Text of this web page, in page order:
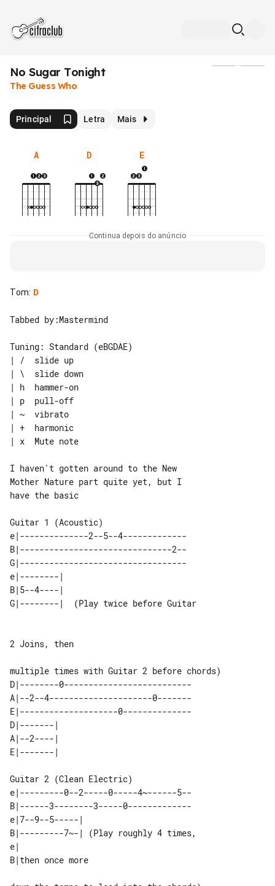
No Sugar Tonight
The Guess Who
Principal Letra Mais
A D E
Continua depois do anúncio
Tom: D
Tabbed by:Mastermind
Tuning: Standard (eBGDAE)
| /  slide up
| \  slide down
| h  hammer-on
| p  pull-off
| ~  vibrato
| +  harmonic
| x  Mute note
I haven't gotten around to the New
Mother Nature part quite yet, but I
have the basic
e|--------------2--5--4-------------
B|-------------------------------2--
G|----------------------------------
e|--------|
B|5--4----|
G|--------|  (Play twice before Guitar
multiple times with Guitar 2 before chords)
D|--------0--------------------------
A|--2--4---------------------0-------
E|--------------------0--------------
D|-------|
A|--2----|
e|---------0--2-----0-----4~------5--
B|------3--------3-----0-------------
e|7--9--5-----|
B|---------7~-| (Play roughly 4 times,
e|